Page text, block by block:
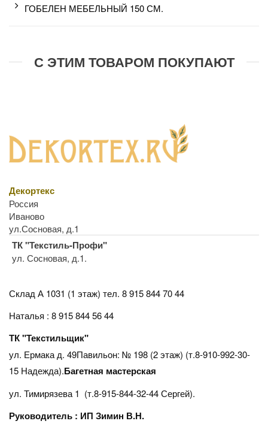
ГОБЕЛЕН МЕБЕЛЬНЫЙ 150 СМ.
С ЭТИМ ТОВАРОМ ПОКУПАЮТ
Декортекс
Россия
Иваново
ул.Сосновая, д.1
ТК "Текстиль-Профи"
ул. Сосновая, д.1.
Склад А 1031 (1 этаж) тел. 8 915 844 70 44
Наталья : 8 915 844 56 44
ТК "Текстильщик"
ул. Ермака д. 49Павильон: № 198 (2 этаж) (т.8-910-992-30-
15 Надежда).Багетная мастерская
ул. Тимирязева 1 (т.8-915-844-32-44 Сергей).
Руководитель : ИП Зимин В.Н.